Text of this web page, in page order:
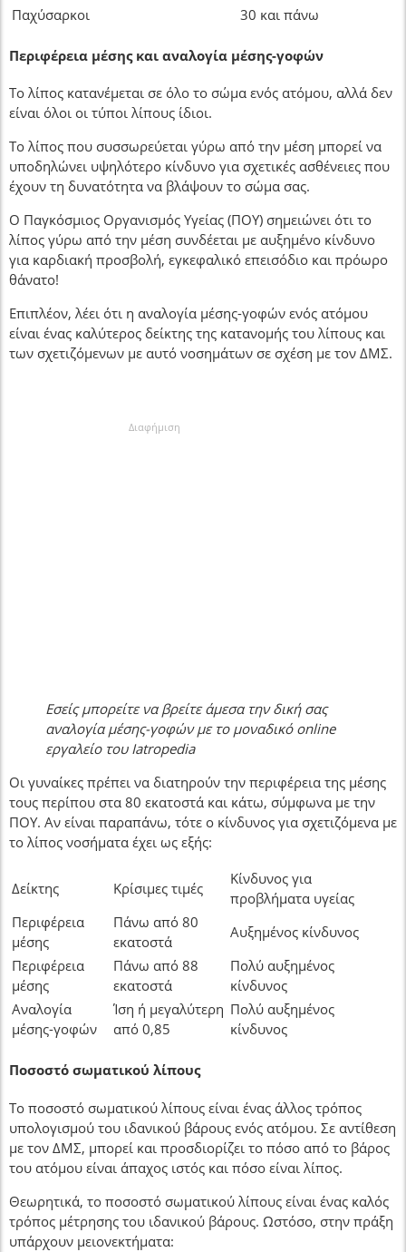
Παχύσαρκοι 30 και πάνω
Περιφέρεια μέσης και αναλογία μέσης-γοφών
Το λίπος κατανέμεται σε όλο το σώμα ενός ατόμου, αλλά δεν
είναι όλοι οι τύποι λίπους ίδιοι.
Το λίπος που συσσωρεύεται γύρω από την μέση μπορεί να
υποδηλώνει υψηλότερο κίνδυνο για σχετικές ασθένειες που
έχουν τη δυνατότητα να βλάψουν το σώμα σας.
Ο Παγκόσμιος Οργανισμός Υγείας (ΠΟΥ) σημειώνει ότι το
λίπος γύρω από την μέση συνδέεται με αυξημένο κίνδυνο
για καρδιακή προσβολή, εγκεφαλικό επεισόδιο και πρόωρο
θάνατο!
Επιπλέον, λέει ότι η αναλογία μέσης-γοφών ενός ατόμου
είναι ένας καλύτερος δείκτης της κατανομής του λίπους και
των σχετιζόμενων με αυτό νοσημάτων σε σχέση με τον ΔΜΣ.
Διαφήμιση
Εσείς μπορείτε να βρείτε άμεσα την δική σας
αναλογία μέσης-γοφών με το μοναδικό online
εργαλείο του Iatropedia
Οι γυναίκες πρέπει να διατηρούν την περιφέρεια της μέσης
τους περίπου στα 80 εκατοστά και κάτω, σύμφωνα με την
ΠΟΥ. Αν είναι παραπάνω, τότε ο κίνδυνος για σχετιζόμενα με
το λίπος νοσήματα έχει ως εξής:
Δείκτης Κρίσιμες τιμές
Κίνδυνος για
προβλήματα υγείας
Περιφέρεια
μέσης
Πάνω από 80
εκατοστά
Αυξημένος κίνδυνος
Περιφέρεια
μέσης
Πάνω από 88
εκατοστά
Πολύ αυξημένος
κίνδυνος
Αναλογία
μέσης-γοφών
Ίση ή μεγαλύτερη
από 0,85
Πολύ αυξημένος
κίνδυνος
Ποσοστό σωματικού λίπους
Το ποσοστό σωματικού λίπους είναι ένας άλλος τρόπος
υπολογισμού του ιδανικού βάρους ενός ατόμου. Σε αντίθεση
με τον ΔΜΣ, μπορεί και προσδιορίζει το πόσο από το βάρος
του ατόμου είναι άπαχος ιστός και πόσο είναι λίπος.
Θεωρητικά, το ποσοστό σωματικού λίπους είναι ένας καλός
τρόπος μέτρησης του ιδανικού βάρους. Ωστόσο, στην πράξη
υπάρχουν μειονεκτήματα: